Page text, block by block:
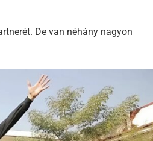
De van néhány nagyon